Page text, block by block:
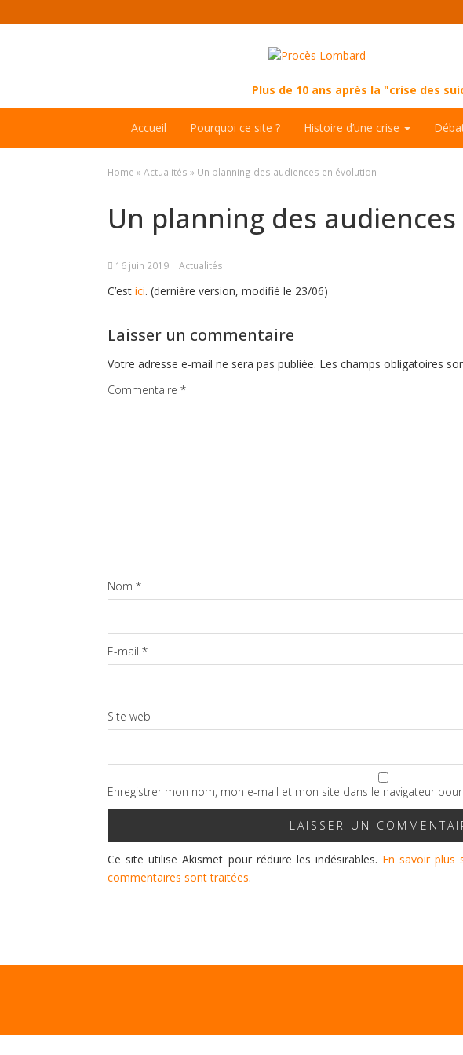
Plus de 10 ans après la "crise des
Accueil Pourquoi ce site ? Histoire d’une crise
Home »Actualités » Un planning des audiences en évolution
Un planning des
16 juin 2019 Actualités
C’est ici. (dernière version, modifié le 23/06)
Laisser un commentaire
Votre adresse e-mail ne sera pas publiée. Les champs obligatoires
Commentaire *
Nom *
E-mail *
Site web
Enregistrer mon nom, mon e-mail et mon site dans le navigateur
Ce site utilise Akismet pour réduire les indésirables. En savoir plus
commentaires sont traitées.